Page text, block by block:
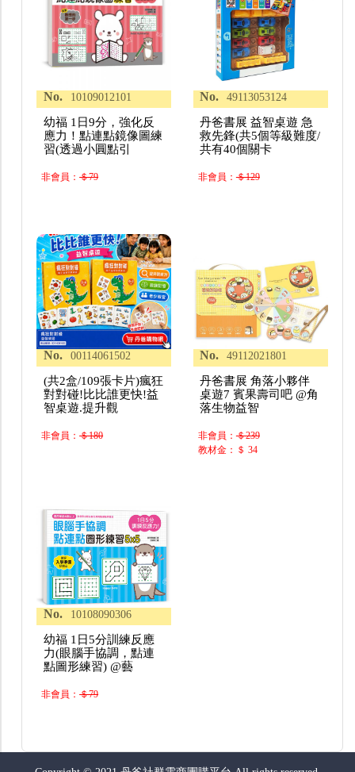
No. 10109012101
幼福 1日9分，強化反
應力！點連點鏡像圖練
習(透過小圓點引
非會員：＄79
No. 49113053124
丹爸書展 益智桌遊 急
救先鋒(共5個等級難度/
共有40個關卡
非會員：＄129
No. 00114061502
(共2盒/109張卡片)瘋狂
對對碰!比比誰更快!益
智桌遊.提升觀
非會員：＄180
No. 49112021801
丹爸書展 角落小夥伴
桌遊7 賓果壽司吧 @角
落生物益智
非會員：＄239
教材金：＄ 34
No. 10108090306
幼福 1日5分訓練反應
力(眼腦手協調，點連
點圖形練習) @藝
非會員：＄79